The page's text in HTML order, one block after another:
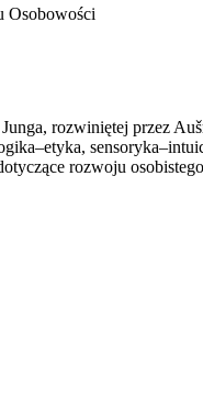
Osobowości
rozwiniętej przez
rozwoju